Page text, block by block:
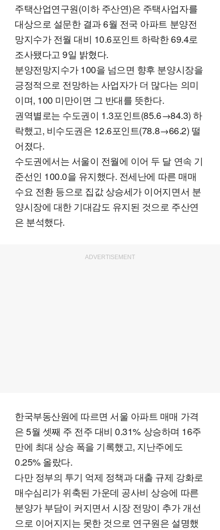
주택산업연구원(이하 주산연)은 주택사업자를
대상으로 설문한 결과 6월 전국 아파트 분양전
망지수가 전월 대비 10.6포인트 하락한 69.4로
조사됐다고 9일 밝혔다.
분양전망지수가 100을 넘으면 향후 분양시장을
긍정적으로 전망하는 사업자가 더 많다는 의미
이며, 100 미만이면 그 반대를 뜻한다.
권역별로는 수도권이 1.3포인트(85.6→84.3) 하
락했고, 비수도권은 12.6포인트(78.8→66.2) 떨
어졌다.
수도권에서는 서울이 전월에 이어 두 달 연속 기
준선인 100.0을 유지했다. 전세난에 따른 매매
수요 전환 등으로 집값 상승세가 이어지면서 분
양시장에 대한 기대감도 유지된 것으로 주산연
은 분석했다.
ADVERTISEMENT
한국부동산원에 따르면 서울 아파트 매매 가격
은 5월 셋째 주 전주 대비 0.31% 상승하며 16주
만에 최대 상승 폭을 기록했고, 지난주에도
0.25% 올랐다.
다만 정부의 투기 억제 정책과 대출 규제 강화로
매수심리가 위축된 가운데 공사비 상승에 따른
분양가 부담이 커지면서 시장 전망이 추가 개선
으로 이어지지는 못한 것으로 연구원은 설명했